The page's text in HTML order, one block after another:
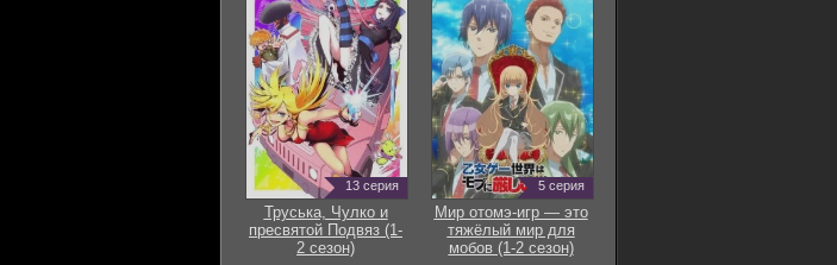
13 серия
Труська, Чулко и
пресвятой Подвяз (1-
2 сезон)
5 серия
Мир отомэ-игр — это
тяжёлый мир для
мобов (1-2 сезон)